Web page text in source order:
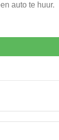
auto te huur.